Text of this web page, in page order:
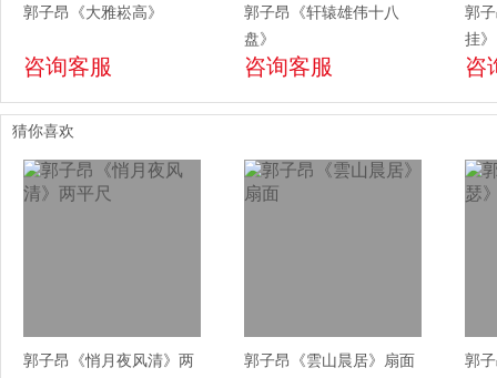
郭子昂《大雅崧高》
咨询客服
郭子昂《轩辕雄伟十八
盘》
咨询客服
郭
挂》
咨
猜你喜欢
郭子昂《悄月夜风清》两
郭子昂《雲山晨居》扇面
郭